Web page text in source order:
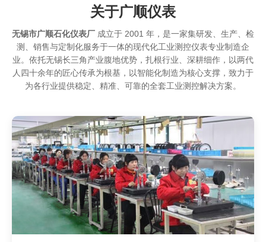
关于广顺仪表
无锡市广顺石化仪表厂 成立于 2001 年，是一家集研发、生产、检
测、销售与定制化服务于一体的现代化工业测控仪表专业制造企
业。依托无锡长三角产业腹地优势，扎根行业、深耕细作，以两代
人四十余年的匠心传承为根基，以智能化制造为核心支撑，致力于
为各行业提供稳定、精准、可靠的全套工业测控解决方案。